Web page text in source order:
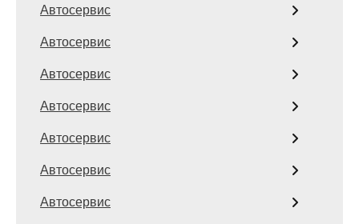
Автосервис
Автосервис
Автосервис
Автосервис
Автосервис
Автосервис
Автосервис